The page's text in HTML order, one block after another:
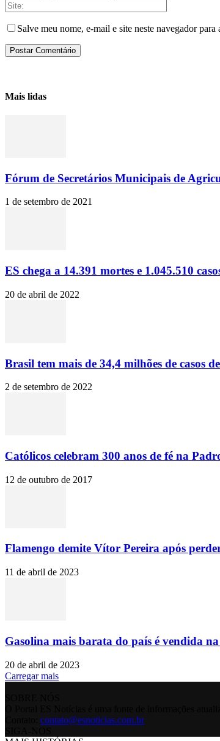
Salve meu nome, e-mail e site neste navegador
Mais lidas
Fórum de Secretários Municipais de
1 de setembro de 2021
ES chega a 14.391 mortes e 1.045.510
20 de abril de 2022
Brasil tem mais de 34,4 milhões de casos
2 de setembro de 2022
Católicos celebram 300 anos de fé na
12 de outubro de 2017
Flamengo demite Vítor Pereira após
11 de abril de 2023
Gasolina mais barata do país é vendida
20 de abril de 2023
Carregar mais
contato@esnoticias.com.br